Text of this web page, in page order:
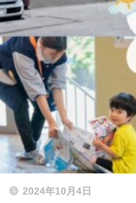
2024年10月4日